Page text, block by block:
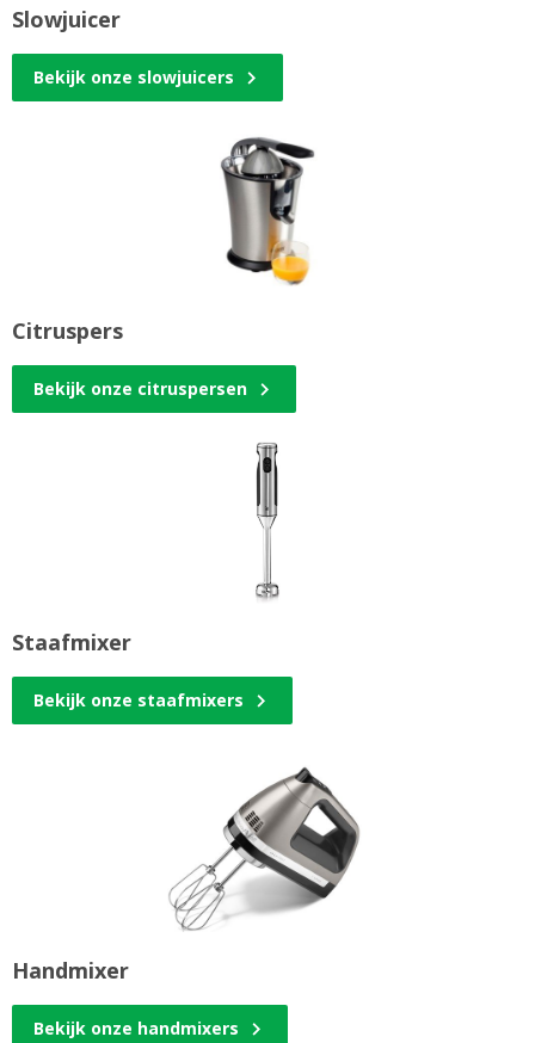
Slowjuicer
Bekijk onze slowjuicers
Citruspers
Bekijk onze citruspersen
Staafmixer
Bekijk onze staafmixers
Handmixer
Bekijk onze handmixers